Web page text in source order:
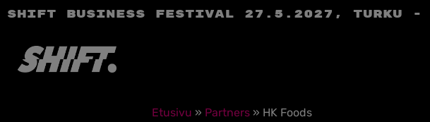
SHIFT Business Festival 27.5.2027, Turku
Etusivu » Partners» HK Foods